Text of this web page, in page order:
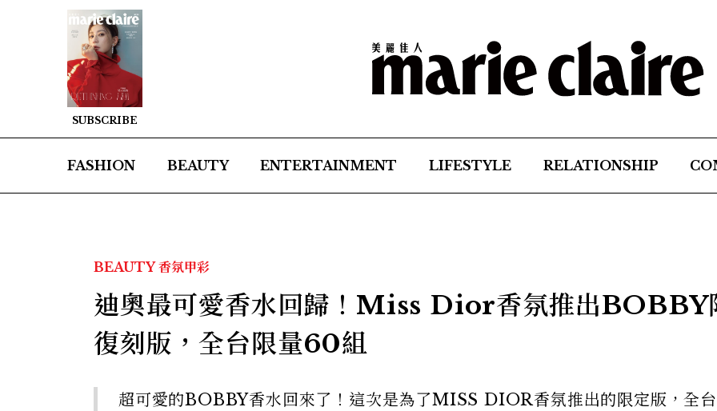
SUBSCRIBE
FASHION BEAUTY ENTERTAINMENT LIFESTYLE RELATIONSHIP
BEAUTY 香氛甲彩
迪奧最可愛香水回歸！Miss Dior香氛推出BOBBY
復刻版，全台限量60組
超可愛的BOBBY香水回來了！這次是為了MISS DIOR香氛推出的限定版，全